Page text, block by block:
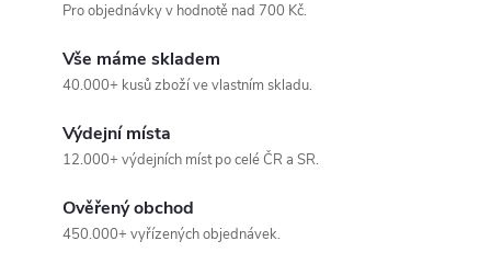
Pro objednávky v hodnotě nad 700 Kč.
Vše máme skladem
40.000+ kusů zboží ve vlastním skladu.
Výdejní místa
12.000+ výdejních míst po celé ČR a SR.
Ověřený obchod
450.000+ vyřízených objednávek.